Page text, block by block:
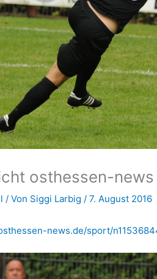
osthessen-news
/ Von Siggi Larbig /7. August 2016
news.de/sport/